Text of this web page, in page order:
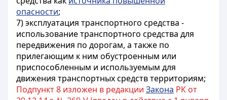
опасности;
7) эксплуатация транспортного средства -
использование транспортного средства для
передвижения по дорогам, а также по
прилегающим к ним обустроенным или
приспособленным и используемым для
движения транспортных средств территориям;
Подпункт 8 изложен в редакции Закона РК от